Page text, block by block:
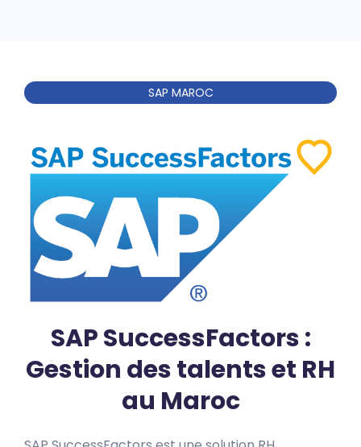
SAP MAROC
SAP SuccessFactors :
Gestion des talents et RH
au Maroc